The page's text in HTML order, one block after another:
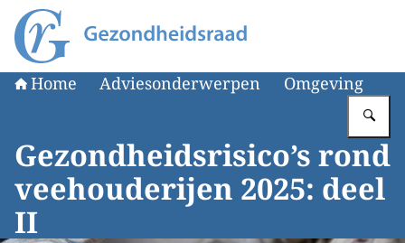
Naar de homepage van Gezondheidsraad
Home Adviesonderwerpen Omgeving
Gezondheidsrisico’s rond
veehouderijen 2025: deel
II